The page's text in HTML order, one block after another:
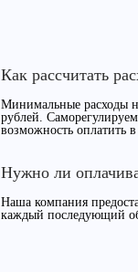
Как рассчитать
Минимальные расходы
рублей.
возможность оплатить в
Нужно ли
Наша компания
каждый последующий